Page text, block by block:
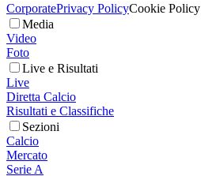
CorporatePrivacy PolicyCookie Policy
Media
Video
Foto
Live e Risultati
Live
Diretta Calcio
Risultati e Classifiche
Sezioni
Calcio
Mercato
Serie A